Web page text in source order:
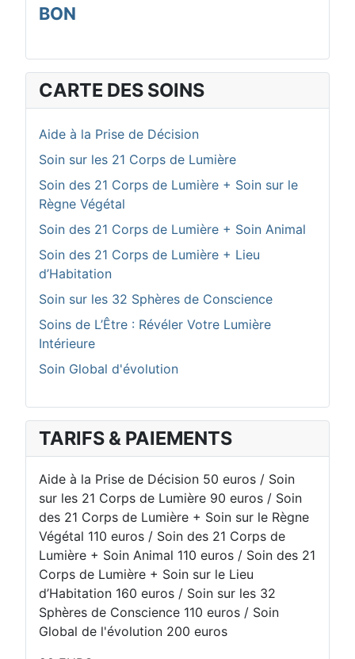
BON
CARTE DES SOINS
Aide à la Prise de Décision
Soin sur les 21 Corps de Lumière
Soin des 21 Corps de Lumière + Soin sur le
Règne Végétal
Soin des 21 Corps de Lumière + Soin Animal
Soin des 21 Corps de Lumière + Lieu
d’Habitation
Soin sur les 32 Sphères de Conscience
Soins de L’Être : Révéler Votre Lumière
Intérieure
Soin Global d'évolution
TARIFS & PAIEMENTS
Aide à la Prise de Décision 50 euros / Soin
sur les 21 Corps de Lumière 90 euros / Soin
des 21 Corps de Lumière + Soin sur le Règne
Végétal 110 euros / Soin des 21 Corps de
Lumière + Soin Animal 110 euros / Soin des 21
Corps de Lumière + Soin sur le Lieu
d’Habitation 160 euros / Soin sur les 32
Sphères de Conscience 110 euros / Soin
Global de l'évolution 200 euros